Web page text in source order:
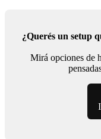
¿Querés un setup
Mirá opciones de